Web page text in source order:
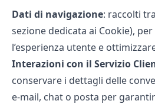
Dati di navigazione: raccolti
sezione dedicata ai Cookie),
l’esperienza utente e
Interazioni con il Servizio
conservare i dettagli delle
e-mail, chat o posta per